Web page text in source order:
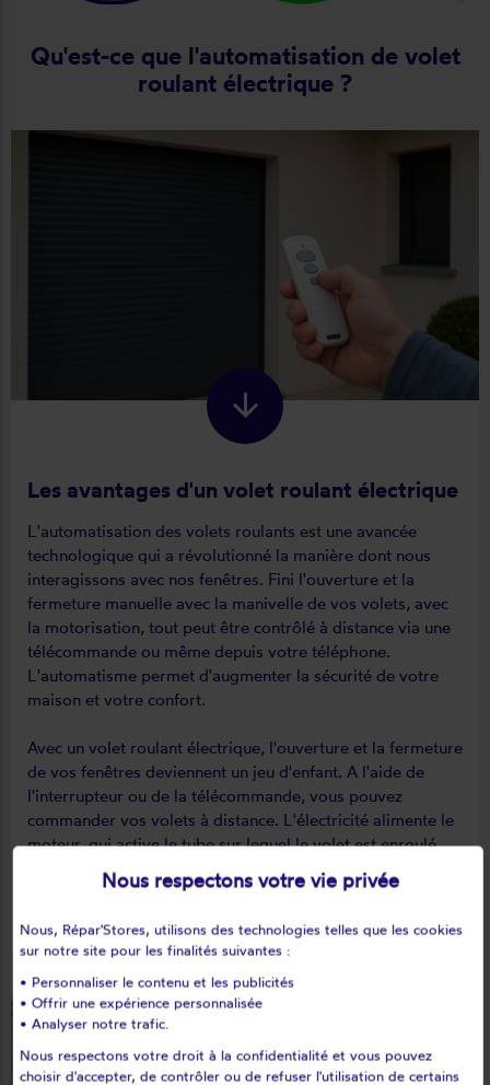
Qu'est-ce que l'automatisation de volet
roulant électrique ?
Les avantages d'un volet roulant électrique
L'automatisation des volets roulants est une avancée
technologique qui a révolutionné la manière dont nous
interagissons avec nos fenêtres. Fini l'ouverture et la
fermeture manuelle avec la manivelle de vos volets, avec
la motorisation, tout peut être contrôlé à distance via une
télécommande ou même depuis votre téléphone.
L'automatisme permet d'augmenter la sécurité de votre
maison et votre confort.
Avec un volet roulant électrique, l'ouverture et la fermeture
de vos fenêtres deviennent un jeu d'enfant. A l'aide de
l'interrupteur ou de la télécommande, vous pouvez
commander vos volets à distance. L'électricité alimente le
moteur, qui active le tube sur lequel le volet est enroulé.
Un simple clic sur l'interrupteur ou la télécommande, et
votre volet se met en mouvement. Vous vous sentirez plus
Nous respectons votre vie privée
Nous, Répar'Stores, utilisons des technologies telles que les cookies
sur notre site pour les finalités suivantes :
• Personnaliser le contenu et les publicités
• Offrir une expérience personnalisée
• Analyser notre trafic.
Nous respectons votre droit à la confidentialité et vous pouvez
choisir d'accepter, de contrôler ou de refuser l'utilisation de certains